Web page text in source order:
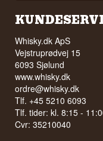
Whisky.dk ApS
Vejstruprødvej 15
6093 Sjølund
www.whisky.dk
ordre@whisky.dk
Tlf. +45 5210 6093
Tlf. tider: kl. 8:15 -
Cvr: 35210040